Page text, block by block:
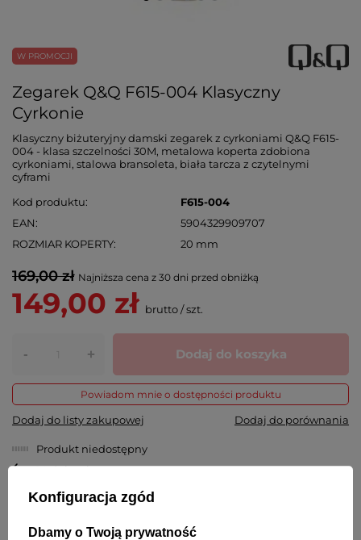
W PROMOCJI
Zegarek Q&Q F615-004 Klasyczny
Cyrkonie
Klasyczny biżuteryjny damski zegarek z cyrkoniami Q&Q F615-
004 - klasa szczelności 30M, metalowa koperta zdobiona
cyrkoniami, stalowa bransoleta, biała tarcza z czytelnymi
cyframi
Kod produktu
F615-004
EAN
5904329909707
ROZMIAR KOPERTY
20 mm
169,00 zł Najniższa cena z 30 dni przed obniżką
149,00 zł brutto/szt.
- + Dodaj do koszyka
Powiadom mnie o dostępności produktu
Dodaj do listy zakupowej Dodaj do porównania
Produkt niedostępny
14dni na łatwy zwrot
Ten produkt nie jest dostępny w sklepie stacjonarnym
Kup na raty (oblicz ratę)
Konfiguracja zgód
Dbamy o Twoją prywatność